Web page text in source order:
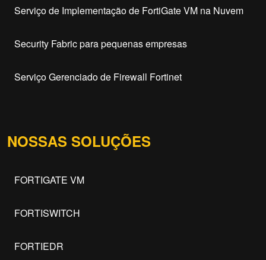
Serviço de Implementação de FortiGate VM na Nuvem
Security Fabric para pequenas empresas
Serviço Gerenciado de Firewall Fortinet
NOSSAS SOLUÇÕES
FORTIGATE VM
FORTISWITCH
FORTIEDR